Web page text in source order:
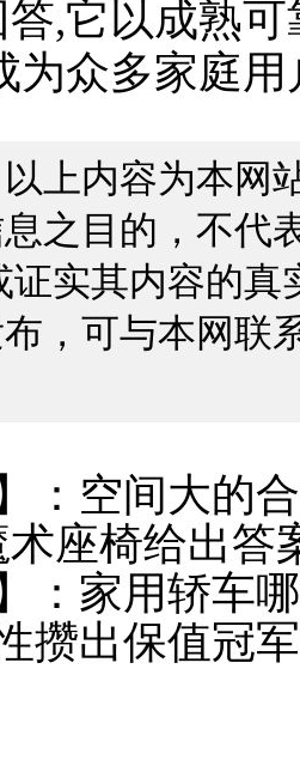
,它以成熟
为众多家庭
上内容为本网
之目的，不代
证实其内容的
，可与本网联
： 空间大的
座椅给出答
： 家用轿车
攒出保值冠军